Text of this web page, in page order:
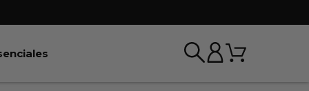
& Bondage Carrito